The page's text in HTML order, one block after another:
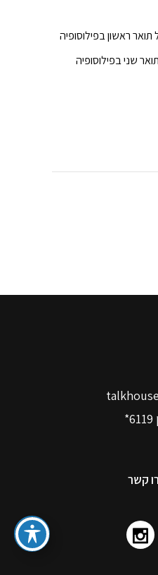
ראשון בפילוסופיה
שני בפילוסופיה
6119*
קשר